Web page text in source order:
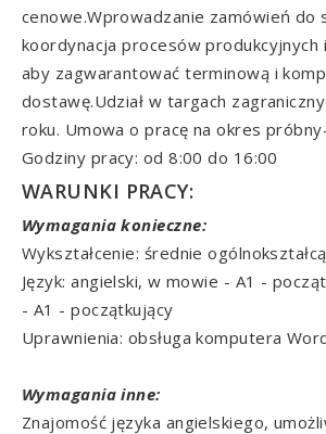
cenowe.Wprowadzanie zamówień do
koordynacja procesów produkcyjnych
aby zagwarantować terminową i
dostawę.Udział w targach
roku. Umowa o pracę na okres
Godziny pracy: od 8:00 do 16:00
WARUNKI PRACY:
Wymagania konieczne:
Wykształcenie: średnie
Język: angielski, w mowie - A1 -
- A1 - początkujący
Uprawnienia: obsługa komputera
Wymagania inne:
Znajomość języka angielskiego,